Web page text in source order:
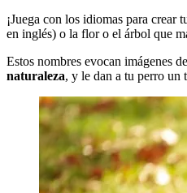
¡Juega con los idiomas para crear
en inglés) o la flor o el árbol que
Estos nombres evocan imágenes
naturaleza, y le dan a tu perro un